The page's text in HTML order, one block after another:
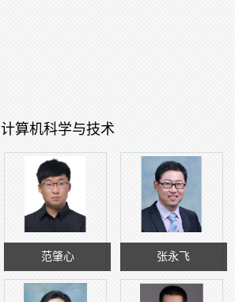
计算机科学与技术
范肇心 张永飞